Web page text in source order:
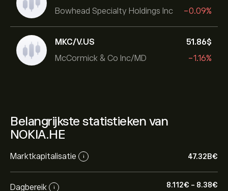
Bowhead Specialty Holdings Inc
-0.09%
MKC/V.US
McCormick & Co Inc/MD
51.86‎$‎
-1.16%
Belangrijkste statistieken van
NOKIA.HE
Marktkapitalisatie i 47.32B‎€‎
Dagbereik i 8.112‎€‎ - 8.38‎€‎